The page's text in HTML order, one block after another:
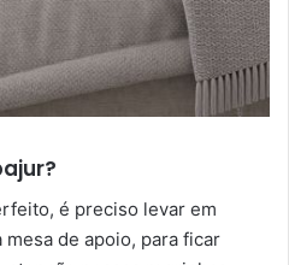
é preciso levar em
de apoio, para ficar